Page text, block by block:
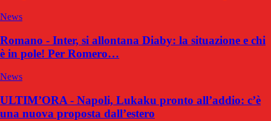
News
Romano - Inter, si allontana Diaby: la situazione e chi
è in pole! Per Romero…
News
ULTIM’ORA - Napoli, Lukaku pronto all’addio: c’è
una nuova proposta dall’estero